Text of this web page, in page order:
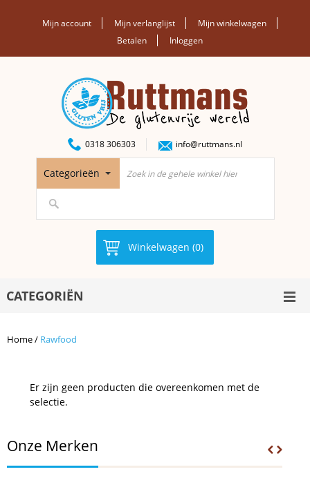
Mijn account Mijn verlanglijst
Mijn winkelwagen
Betalen
Inloggen
0318 306303 info@ruttmans.nl
Categorieën
Winkelwagen (0)
CATEGORIËN
Home/ Rawfood
Er zijn geen producten die overeenkomen met de
selectie.
Onze Merken